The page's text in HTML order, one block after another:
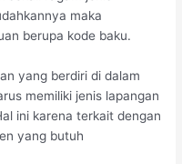
maka
berupa kode baku.
yang berdiri di dalam
memiliki jenis lapangan
ini karena terkait dengan
yang butuh